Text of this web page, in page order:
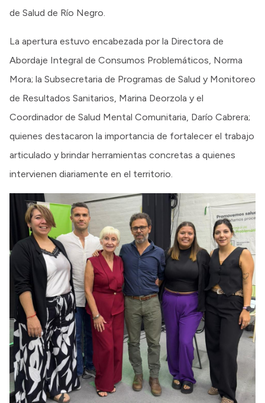
de Salud de Río Negro.
La apertura estuvo encabezada por la Directora de
Abordaje Integral de Consumos Problemáticos, Norma
Mora; la Subsecretaria de Programas de Salud y Monitoreo
de Resultados Sanitarios, Marina Deorzola y el
Coordinador de Salud Mental Comunitaria, Darío Cabrera;
quienes destacaron la importancia de fortalecer el trabajo
articulado y brindar herramientas concretas a quienes
intervienen diariamente en el territorio.